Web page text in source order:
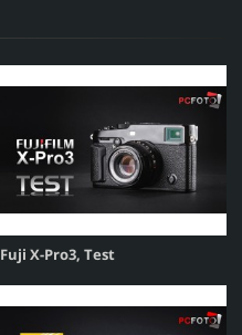
Fuji X-Pro3, Test